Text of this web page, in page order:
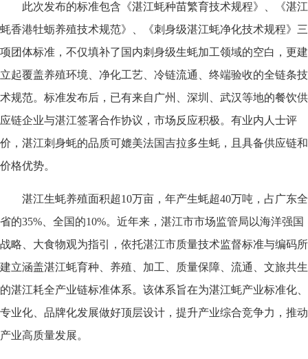
此次发布的标准包含《湛江蚝种苗繁育技术规程》、《湛江
蚝香港牡蛎养殖技术规范》、《刺身级湛江蚝净化技术规程》三
项团体标准，不仅填补了国内刺身级生蚝加工领域的空白，更建
立起覆盖养殖环境、净化工艺、冷链流通、终端验收的全链条技
术规范。标准发布后，已有来自广州、深圳、武汉等地的餐饮供
应链企业与湛江签署合作协议，市场反应积极。有业内人士评
价，湛江刺身蚝的品质可媲美法国吉拉多生蚝，且具备供应链和
价格优势。
湛江生蚝养殖面积超10万亩，年产生蚝超40万吨，占广东全
省的35%、全国的10%。近年来，湛江市市场监管局以海洋强国
战略、大食物观为指引，依托湛江市质量技术监督标准与编码所
建立涵盖湛江蚝育种、养殖、加工、质量保障、流通、文旅共生
的湛江耗全产业链标准体系。该体系旨在为湛江蚝产业标准化、
专业化、品牌化发展做好顶层设计，提升产业综合竞争力，推动
产业高质量发展。